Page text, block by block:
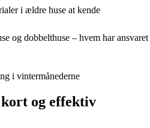
i ældre huse at kende
og dobbelthuse – hvem har ansvaret
i vintermånederne
og effektiv